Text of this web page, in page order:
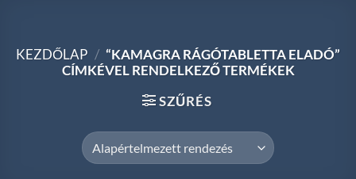
KEZDŐLAP / “KAMAGRA RÁGÓTABLETTA ELADÓ”
CÍMKÉVEL RENDELKEZŐ TERMÉKEK
SZŰRÉS